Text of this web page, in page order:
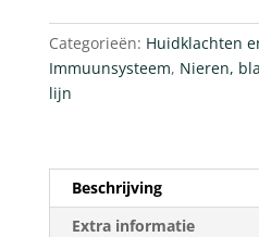
Categorieën: Huidklachten
Immuunsysteem, Nieren,
lijn
Beschrijving
Extra informatie